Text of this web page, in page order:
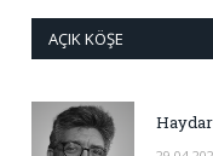
AÇIK KÖŞE